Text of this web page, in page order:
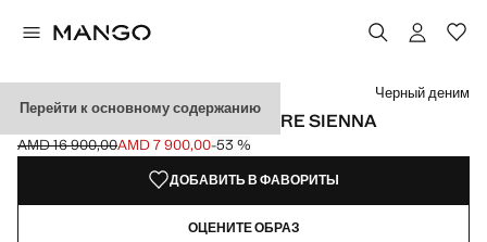
Перейти к основному содержанию
УКОРОЧЕННЫЕ ДЖИНСЫ FLARE SIENNA
Начальная цена зачеркнута [AMD 16 900,00 ]
AMD 16 900,00
Текущая цена [AMD 7 900,00 ]
AMD 7 900,00-53 %
Выберите цвет
Цвет Белый
Цвет ЭкрюЦвет Синий средний
Черный деним
ДОБАВИТЬ В ФАВОРИТЫ
ОЦЕНИТЕ ОБРАЗ